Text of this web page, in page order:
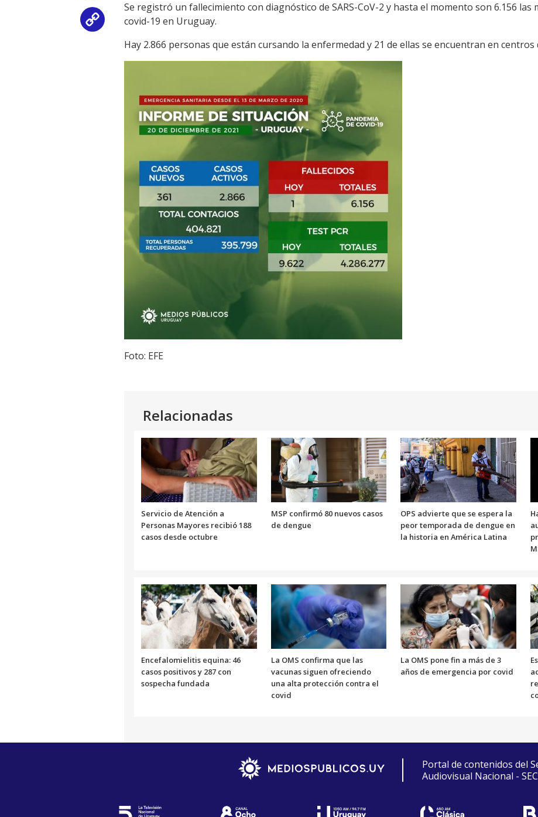
Copy
Link
Se registró un fallecimiento con diagnóstico de SARS-CoV-2 y hasta el momento son 6.156 las
covid-19 en Uruguay.
Hay 2.866 personas que están cursando la enfermedad y 21 de ellas se encuentran en centros
Foto: EFE
Relacionadas
Servicio de Atención a
Personas Mayores recibió 188
casos desde octubre
MSP confirmó 80 nuevos casos
de dengue
OPS advierte que se espera la
peor temporada de dengue en
la historia en América Latina
Encefalomielitis equina: 46
casos positivos y 287 con
sospecha fundada
La OMS confirma que las
vacunas siguen ofreciendo
una alta protección contra el
covid
La OMS pone fin a más de 3
años de emergencia por covid
Portal de contenidos del
Audiovisual Nacional -